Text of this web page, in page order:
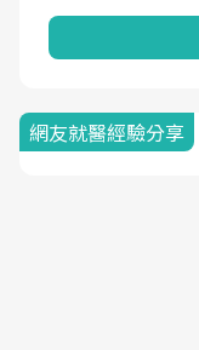
網友就醫經驗分享